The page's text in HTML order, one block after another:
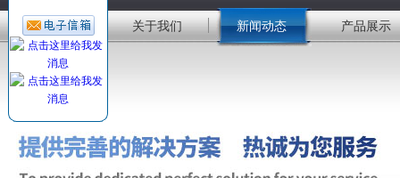
首 页 关于我们 新闻动态 产品展示